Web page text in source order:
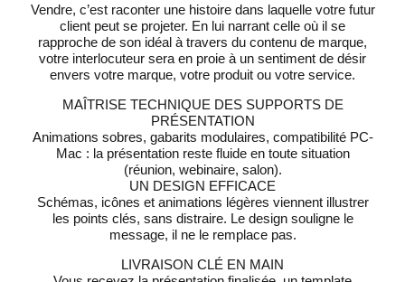
Vendre, c’est raconter une histoire dans laquelle votre futur
client peut se projeter. En lui narrant celle où il se
rapproche de son idéal à travers du contenu de marque,
votre interlocuteur sera en proie à un sentiment de désir
envers votre marque, votre produit ou votre service.
MAÎTRISE TECHNIQUE DES SUPPORTS DE
PRÉSENTATION
Animations sobres, gabarits modulaires, compatibilité PC-
Mac : la présentation reste fluide en toute situation
(réunion, webinaire, salon).
UN DESIGN EFFICACE
Schémas, icônes et animations légères viennent illustrer
les points clés, sans distraire. Le design souligne le
message, il ne le remplace pas.
LIVRAISON CLÉ EN MAIN